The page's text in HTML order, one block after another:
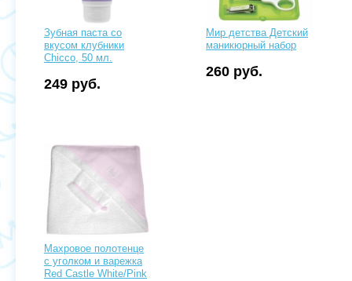
Зубная паста со
вкусом клубники
Chicco, 50 мл.
249 руб.
Мир детства Детский
маникюрный набор
260 руб.
Махровое полотенце
с уголком и варежка
Red Castle White/Pink